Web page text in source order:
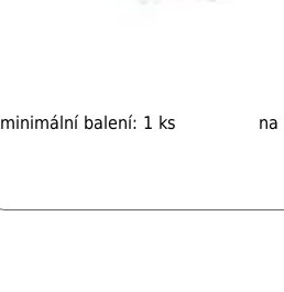
minimální balení: 1 ks na